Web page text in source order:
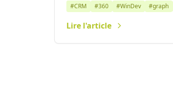
#CRM #360 #WinDev #graph
Lire l'article